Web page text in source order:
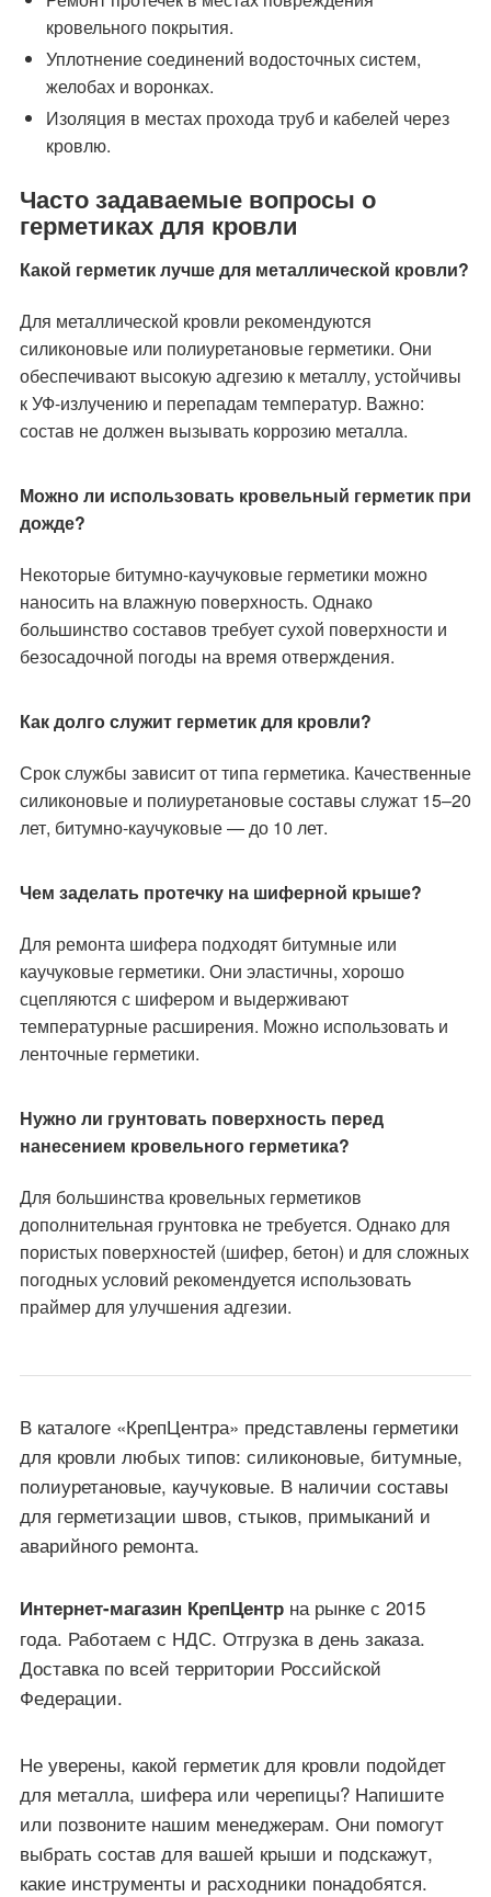
кровельного покрытия.
Уплотнение соединений водосточных систем,
желобах и воронках.
Изоляция в местах прохода труб и кабелей через
кровлю.
Часто задаваемые вопросы о
герметиках для кровли
Какой герметик лучше для металлической кровли?
Для металлической кровли рекомендуются
силиконовые или полиуретановые герметики. Они
обеспечивают высокую адгезию к металлу, устойчивы
к УФ-излучению и перепадам температур. Важно:
состав не должен вызывать коррозию металла.
Можно ли использовать кровельный герметик при
дожде?
Некоторые битумно-каучуковые герметики можно
наносить на влажную поверхность. Однако
большинство составов требует сухой поверхности и
безосадочной погоды на время отверждения.
Как долго служит герметик для кровли?
Срок службы зависит от типа герметика. Качественные
силиконовые и полиуретановые составы служат 15–20
лет, битумно-каучуковые — до 10 лет.
Чем заделать протечку на шиферной крыше?
Для ремонта шифера подходят битумные или
каучуковые герметики. Они эластичны, хорошо
сцепляются с шифером и выдерживают
температурные расширения. Можно использовать и
ленточные герметики.
Нужно ли грунтовать поверхность перед
нанесением кровельного герметика?
Для большинства кровельных герметиков
дополнительная грунтовка не требуется. Однако для
пористых поверхностей (шифер, бетон) и для сложных
погодных условий рекомендуется использовать
праймер для улучшения адгезии.
В каталоге «КрепЦентра» представлены герметики
для кровли любых типов: силиконовые, битумные,
полиуретановые, каучуковые. В наличии составы
для герметизации швов, стыков, примыканий и
аварийного ремонта.
Интернет-магазин КрепЦентр на рынке с 2015
года. Работаем с НДС. Отгрузка в день заказа.
Доставка по всей территории Российской
Федерации.
Не уверены, какой герметик для кровли подойдет
для металла, шифера или черепицы? Напишите
или позвоните нашим менеджерам. Они помогут
выбрать состав для вашей крыши и подскажут,
какие инструменты и расходники понадобятся.